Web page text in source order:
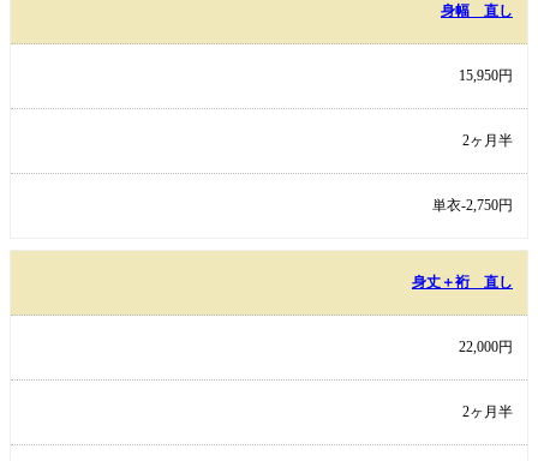
身幅 直し
15,950円
2ヶ月半
単衣-2,750円
身丈＋裄 直し
22,000円
2ヶ月半